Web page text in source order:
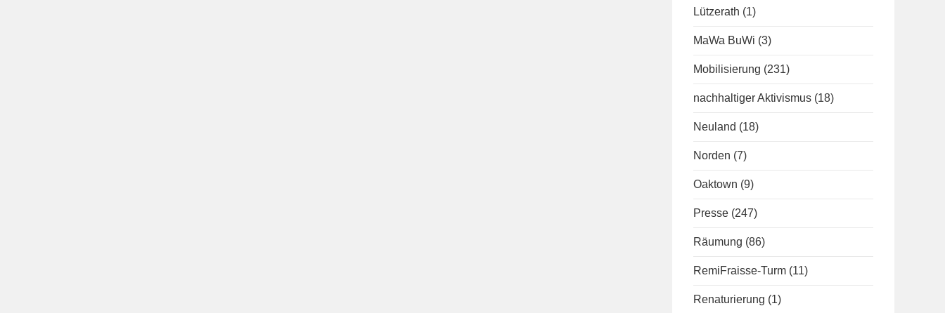
Lützerath (1)
MaWa BuWi (3)
Mobilisierung (231)
nachhaltiger Aktivismus (18)
Neuland (18)
Norden (7)
Oaktown (9)
Presse (247)
Räumung (86)
RemiFraisse-Turm (11)
Renaturierung (1)